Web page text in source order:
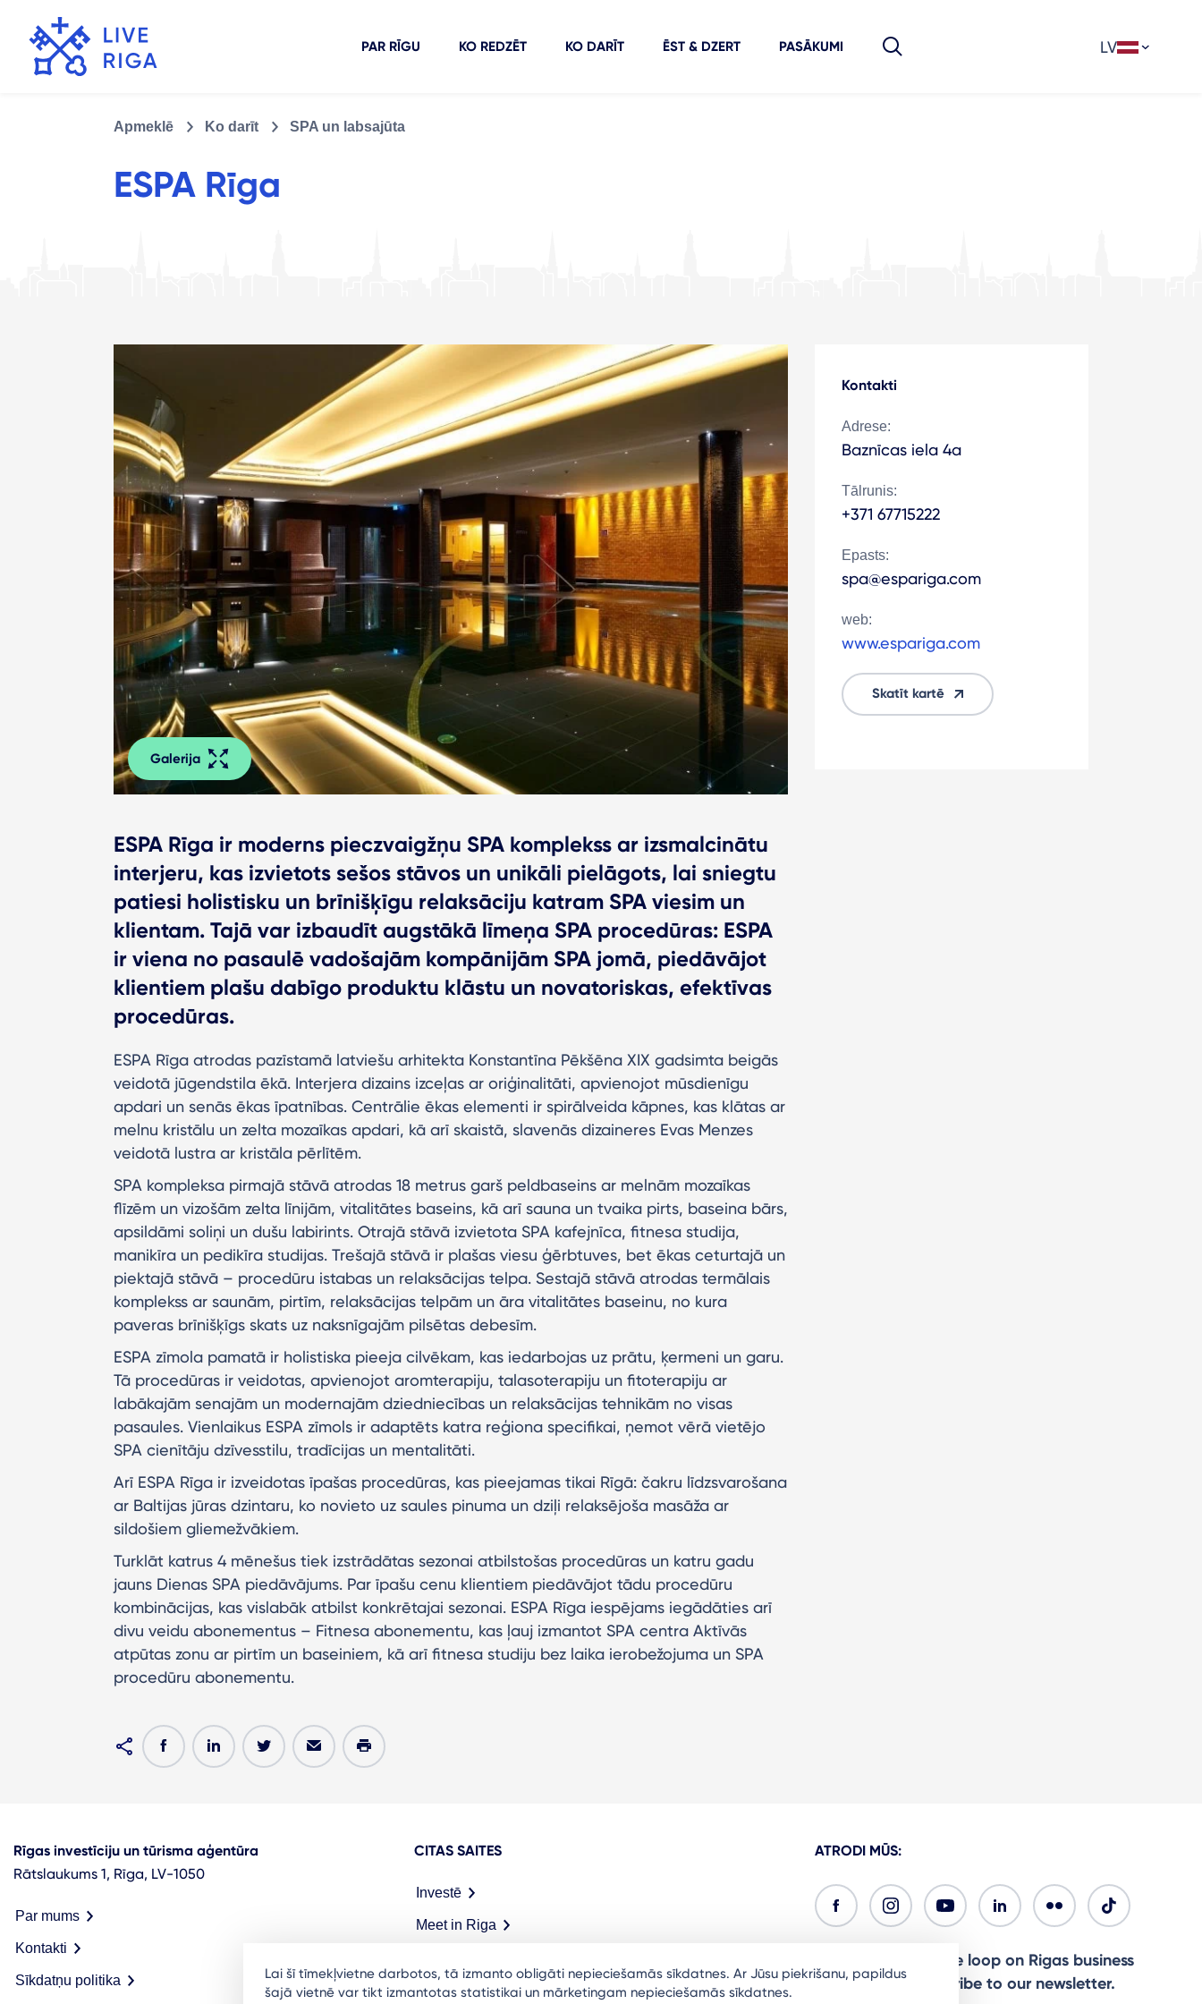
PAR RĪGU KO REDZĒT KO DARĪT ĒST & DZERT PASĀKUMI LV
Apmeklē Ko darīt SPA un labsajūta
ESPA Rīga
Galerija
ESPA Rīga ir moderns pieczvaigžņu SPA komplekss ar izsmalcinātu
interjeru, kas izvietots sešos stāvos un unikāli pielāgots, lai sniegtu
patiesi holistisku un brīnišķīgu relaksāciju katram SPA viesim un
klientam. Tajā var izbaudīt augstākā līmeņa SPA procedūras: ESPA
ir viena no pasaulē vadošajām kompānijām SPA jomā, piedāvājot
klientiem plašu dabīgo produktu klāstu un novatoriskas, efektīvas
procedūras.
ESPA Rīga atrodas pazīstamā latviešu arhitekta Konstantīna Pēkšēna XIX gadsimta beigās
veidotā jūgendstila ēkā. Interjera dizains izceļas ar oriģinalitāti, apvienojot mūsdienīgu
apdari un senās ēkas īpatnības. Centrālie ēkas elementi ir spirālveida kāpnes, kas klātas ar
melnu kristālu un zelta mozaīkas apdari, kā arī skaistā, slavenās dizaineres Evas Menzes
veidotā lustra ar kristāla pērlītēm.
SPA kompleksa pirmajā stāvā atrodas 18 metrus garš peldbaseins ar melnām mozaīkas
flīzēm un vizošām zelta līnijām, vitalitātes baseins, kā arī sauna un tvaika pirts, baseina bārs,
apsildāmi soliņi un dušu labirints. Otrajā stāvā izvietota SPA kafejnīca, fitnesa studija,
manikīra un pedikīra studijas. Trešajā stāvā ir plašas viesu ģērbtuves, bet ēkas ceturtajā un
piektajā stāvā – procedūru istabas un relaksācijas telpa. Sestajā stāvā atrodas termālais
komplekss ar saunām, pirtīm, relaksācijas telpām un āra vitalitātes baseinu, no kura
paveras brīnišķīgs skats uz naksnīgajām pilsētas debesīm.
ESPA zīmola pamatā ir holistiska pieeja cilvēkam, kas iedarbojas uz prātu, ķermeni un garu.
Tā procedūras ir veidotas, apvienojot aromterapiju, talasoterapiju un fitoterapiju ar
labākajām senajām un modernajām dziedniecības un relaksācijas tehnikām no visas
pasaules. Vienlaikus ESPA zīmols ir adaptēts katra reģiona specifikai, ņemot vērā vietējo
SPA cienītāju dzīvesstilu, tradīcijas un mentalitāti.
Arī ESPA Rīga ir izveidotas īpašas procedūras, kas pieejamas tikai Rīgā: čakru līdzsvarošana
ar Baltijas jūras dzintaru, ko novieto uz saules pinuma un dziļi relaksējoša masāža ar
sildošiem gliemežvākiem.
Turklāt katrus 4 mēnešus tiek izstrādātas sezonai atbilstošas procedūras un katru gadu
jauns Dienas SPA piedāvājums. Par īpašu cenu klientiem piedāvājot tādu procedūru
kombinācijas, kas vislabāk atbilst konkrētajai sezonai. ESPA Rīga iespējams iegādāties arī
divu veidu abonementus – Fitnesa abonementu, kas ļauj izmantot SPA centra Aktīvās
atpūtas zonu ar pirtīm un baseiniem, kā arī fitnesa studiju bez laika ierobežojuma un SPA
procedūru abonementu.
Kontakti
Adrese:
Baznīcas iela 4a
Tālrunis:
+371 67715222
Epasts:
spa@espariga.com
web:
www.espariga.com
Skatīt kartē
Rīgas investīciju un tūrisma aģentūra
Rātslaukums 1, Rīga, LV-1050
Par mums
Kontakti
Sīkdatņu politika
CITAS SAITES
Investē
Meet in Riga
ATRODI MŪS:
Ready to stay in the loop on Rigas business
community? Subscribe to our newsletter.
Lai šī tīmekļvietne darbotos, tā izmanto obligāti nepieciešamās sīkdatnes. Ar Jūsu piekrišanu, papildus
šajā vietnē var tikt izmantotas statistikai un mārketingam nepieciešamās sīkdatnes.